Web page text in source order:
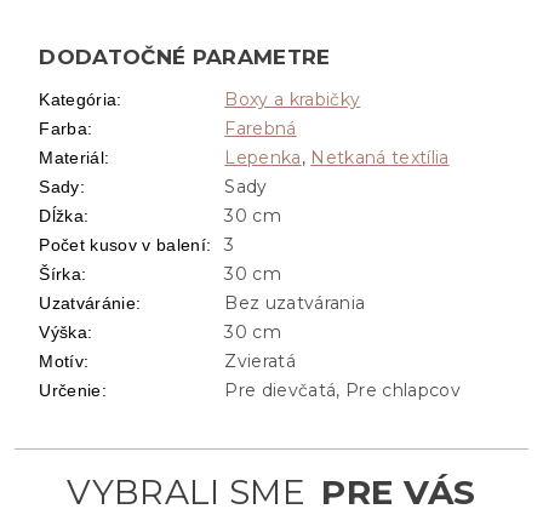
DODATOČNÉ PARAMETRE
Kategória: Boxy a krabičky
Farba: Farebná
Materiál: Lepenka, Netkaná textília
Sady: Sady
Dĺžka: 30 cm
Počet kusov v balení: 3
Šírka: 30 cm
Uzatváránie: Bez uzatvárania
Výška: 30 cm
Motív: Zvieratá
Určenie: Pre dievčatá, Pre chlapcov